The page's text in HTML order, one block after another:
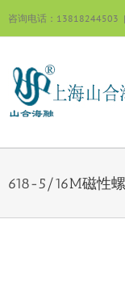
过
内
咨询电话：13818244503 |
618-5/16M磁性